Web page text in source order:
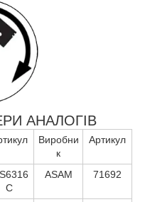
АНАЛОГІВ
Виробни
к
Артикул
C
ASAM 71692